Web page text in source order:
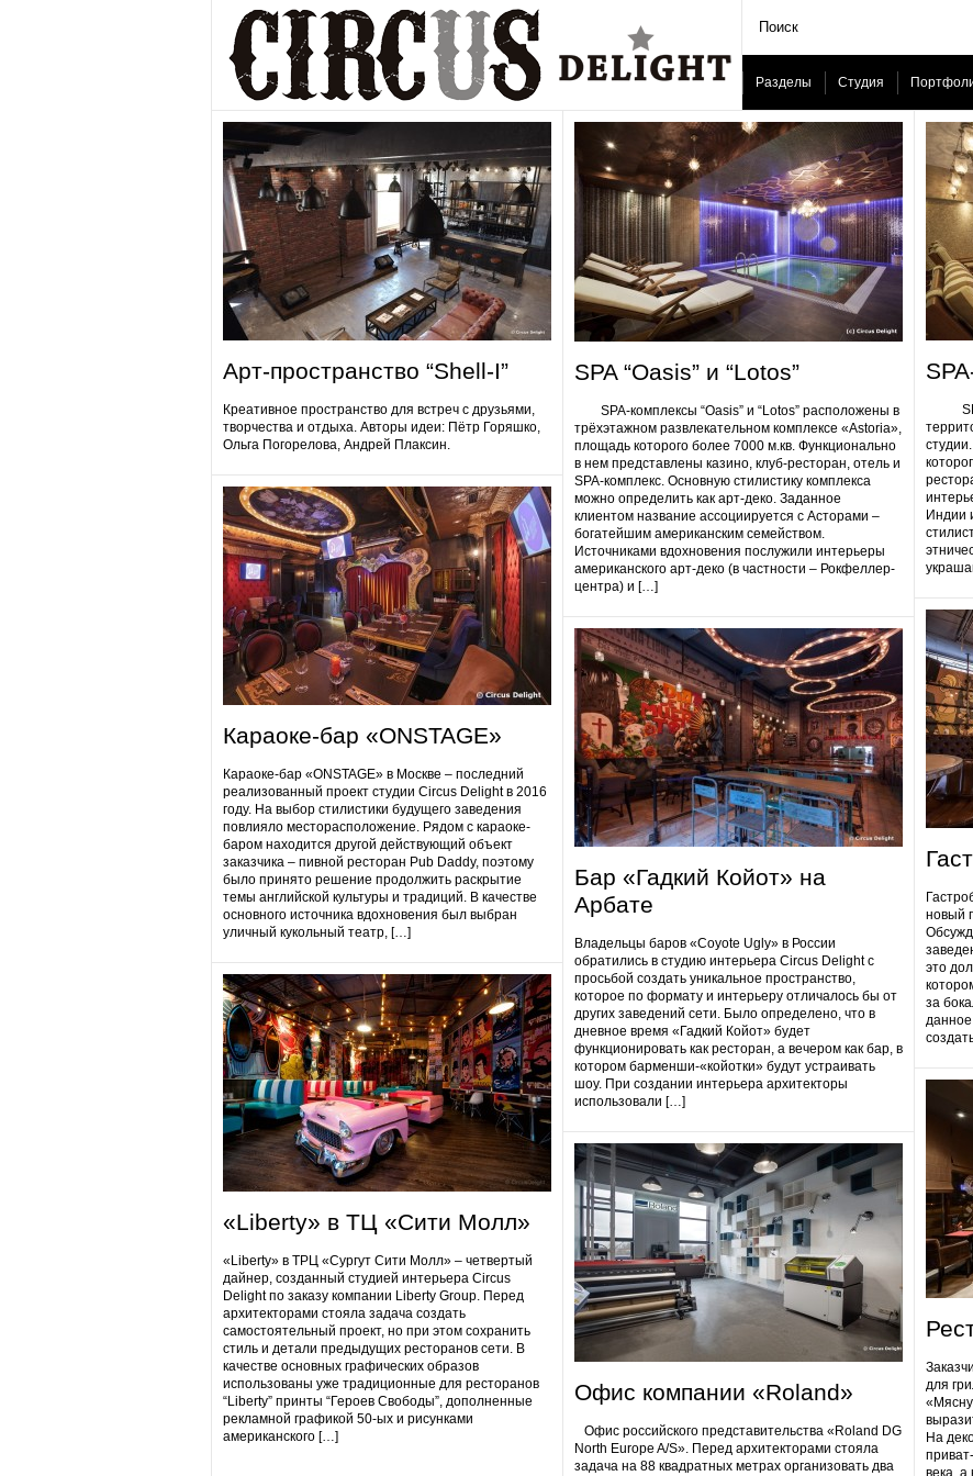
Разделы Студия
Арт-пространство “Shell-I”
Креативное пространство для встреч с друзьями,
творчества и отдыха. Авторы идеи: Пётр Горяшко,
Ольга Погорелова, Андрей Плаксин.
Караоке-бар «ONSTAGE»
Караоке-бар «ONSTAGE» в Москве – последний
реализованный проект студии Circus Delight в 2016
году. На выбор стилистики будущего заведения
повлияло месторасположение. Рядом с караоке-
баром находится другой действующий объект
заказчика – пивной ресторан Pub Daddy​, поэтому
было принято решение продолжить раскрытие
темы английской культуры и традиций. В качестве
основного источника вдохновения был выбран
уличный кукольный театр, […]
«Liberty» в ТЦ «Сити Молл»
«Liberty» в ТРЦ «Сургут Сити Молл» – четвертый
дайнер, созданный студией интерьера Circus
Delight по заказу компании Liberty Group. Перед
архитекторами стояла задача создать
самостоятельный проект, но при этом сохранить
стиль и детали предыдущих ресторанов сети. В
качестве основных графических образов
использованы уже традиционные для ресторанов
“Liberty” принты “Героев Свободы”, дополненные
рекламной графикой 50-ых и рисунками
американского […]
SPA “Oasis” и “Lotos”
SPA-комплексы “Oasis” и “Lotos” расположены в
трёхэтажном развлекательном комплексе «Astoria»,
площадь которого более 7000 м.кв. Функционально
в нем представлены казино, клуб-ресторан, отель и
SPA-комплекс. Основную стилистику комплекса
можно определить как арт-деко. Заданное
клиентом название ассоциируется с Асторами –
богатейшим американским семейством.
Источниками вдохновения послужили интерьеры
американского арт-деко (в частности – Рокфеллер-
центра) и […]
Бар «Гадкий Койот» на
Арбате
Владельцы баров «Coyote Ugly» в России
обратились в студию интерьера Circus Delight с
просьбой создать уникальное пространство,
которое по формату и интерьеру отличалось бы от
других заведений сети. Было определено, что в
дневное время «Гадкий Койот» будет
функционировать как ресторан, а вечером как бар, в
котором барменши-«койотки» будут устраивать
шоу. При создании интерьера архитекторы
использовали […]
Офис компании «Roland»
Офис российского представительства «Roland DG
North Europe A/S». Перед архитекторами стояла
задача на 88 квадратных метрах организовать два
SPA-
Индии
новый
это
за
данное
для
На
века,